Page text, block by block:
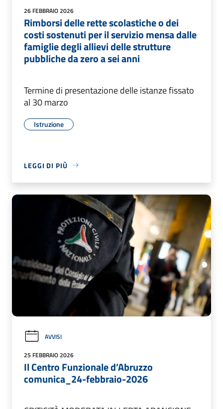
26 FEBBRAIO 2026
Rimborsi delle rette scolastiche o dei
costi sostenuti per il servizio mensa dalle
famiglie degli allievi delle strutture
pubbliche da zero a sei anni
Termine di presentazione delle istanze fissato
al 30 marzo
Istruzione
LEGGI DI PIÙ
AVVISI
25 FEBBRAIO 2026
Il Centro Funzionale d’Abruzzo
comunica_24-febbraio-2026